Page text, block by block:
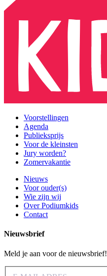
Voorstellingen
Agenda
Publieksprijs
Voor de kleinsten
Jury worden?
Zomervakantie
Nieuws
Voor ouder(s)
Wie zijn wij
Over Podiumkids
Contact
Nieuwsbrief
Meld je aan voor de nieuwsbrief!